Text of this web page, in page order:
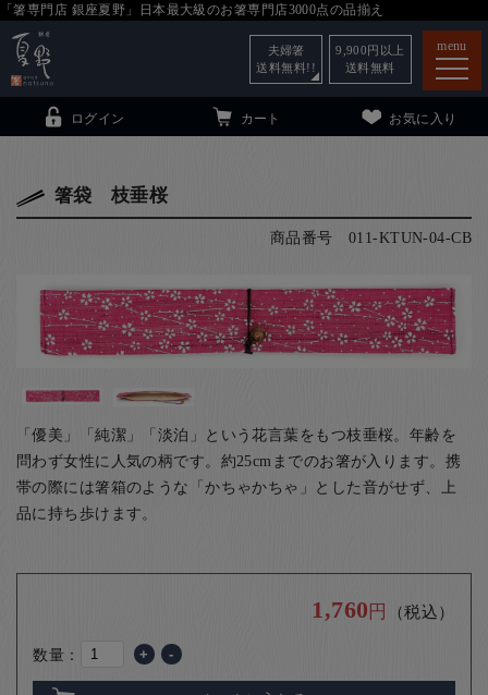
「箸専門店 銀座夏野」日本最大級のお箸専門店3000点の品揃え
menu
子供和食器（贈答用・自宅用）
銀座夏野・箸長について
法人・飲食店のお客様
お客様の声
お問い合わせ
箸ブログ
English
ログイン カート お気に入り
夫婦箸
送料無料!!
9,900 円以上
送料無料
箸袋 枝垂桜
商品番号 011-KTUN-04-CB
「優美」「純潔」「淡泊」という花言葉をもつ枝垂桜。年齢を
問わず女性に人気の柄です。約25cmまでのお箸が入ります。携
帯の際には箸箱のような「かちゃかちゃ」とした音がせず、上
品に持ち歩けます。
1,760 円 （税込）
数量： + -